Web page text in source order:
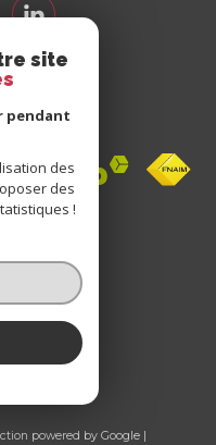
0 avis
powered by Google |
site
pendant
des
des
!